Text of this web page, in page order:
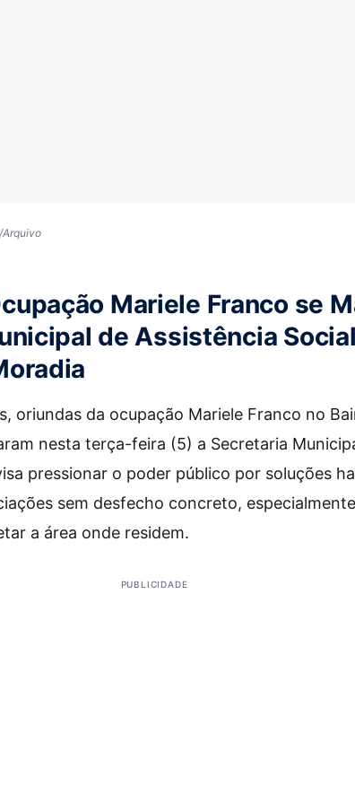
Arquivo
Mariele Franco se
de Assistência
oriundas da ocupação Mariele Franco no
nesta terça-feira (5) a Secretaria
pressionar o poder público por soluções
sem desfecho concreto,
a área onde residem.
PUBLICIDADE